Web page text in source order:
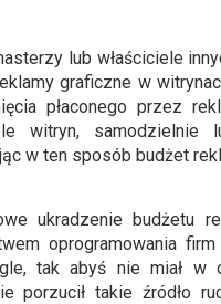
lub właściciele
graficzne w
płaconego przez
witryn, samodzielnie
w ten sposób budżet
ukradzenie budżetu
oprogramowania
tak abyś nie miał w
porzucił takie źródło